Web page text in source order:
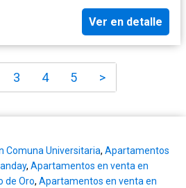
Ver en detalle
3 4 5 >
Comuna Universitaria, Apartamentos
, Apartamentos en venta en
de Oro, Apartamentos en venta en